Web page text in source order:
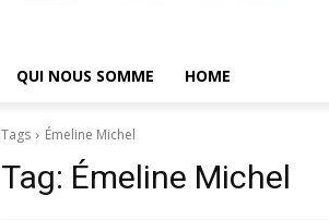
QUI NOUS SOMME HOME
Tags Émeline Michel
Tag: Émeline Michel